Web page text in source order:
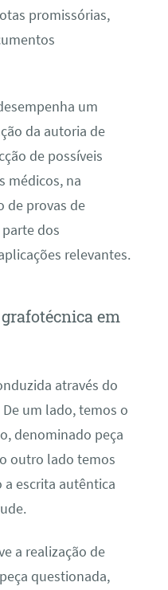
promissórias,
um
da autoria de
de possíveis
médicos, na
de provas de
dos
relevantes.
em
através do
um lado, temos o
denominado peça
outro lado temos
escrita autêntica
a realização de
questionada,